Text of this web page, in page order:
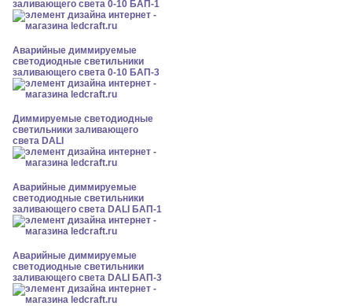
заливающего света 0-10 БАП-1
Аварийные диммируемые
светодиодные светильники
заливающего света 0-10 БАП-3
Диммируемые светодиодные
светильники заливающего
света DALI
Аварийные диммируемые
светодиодные светильники
заливающего света DALI БАП-1
Аварийные диммируемые
светодиодные светильники
заливающего света DALI БАП-3